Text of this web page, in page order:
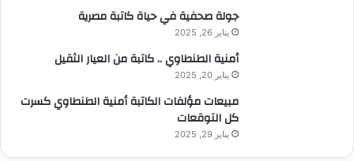
جولة صحفية في حياة كاتبة مصرية
يناير 26, 2025
أمنية الطنطاوي .. كاتبة من العيار الثقيل
يناير 20, 2025
مبيعات مؤلفات الكاتبة أمنية الطنطاوي كسرت
كل التوقعات
يناير 29, 2025